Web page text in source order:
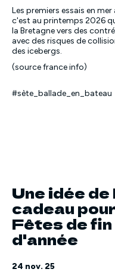
Les premiers essais en
c'est au printemps 2026
la Bretagne vers des
avec des risques de
des icebergs.
(source france info)
#sète_ballade_en_bateau
Une idée de
cadeau
Fêtes de fin
d'année
24 nov. 25